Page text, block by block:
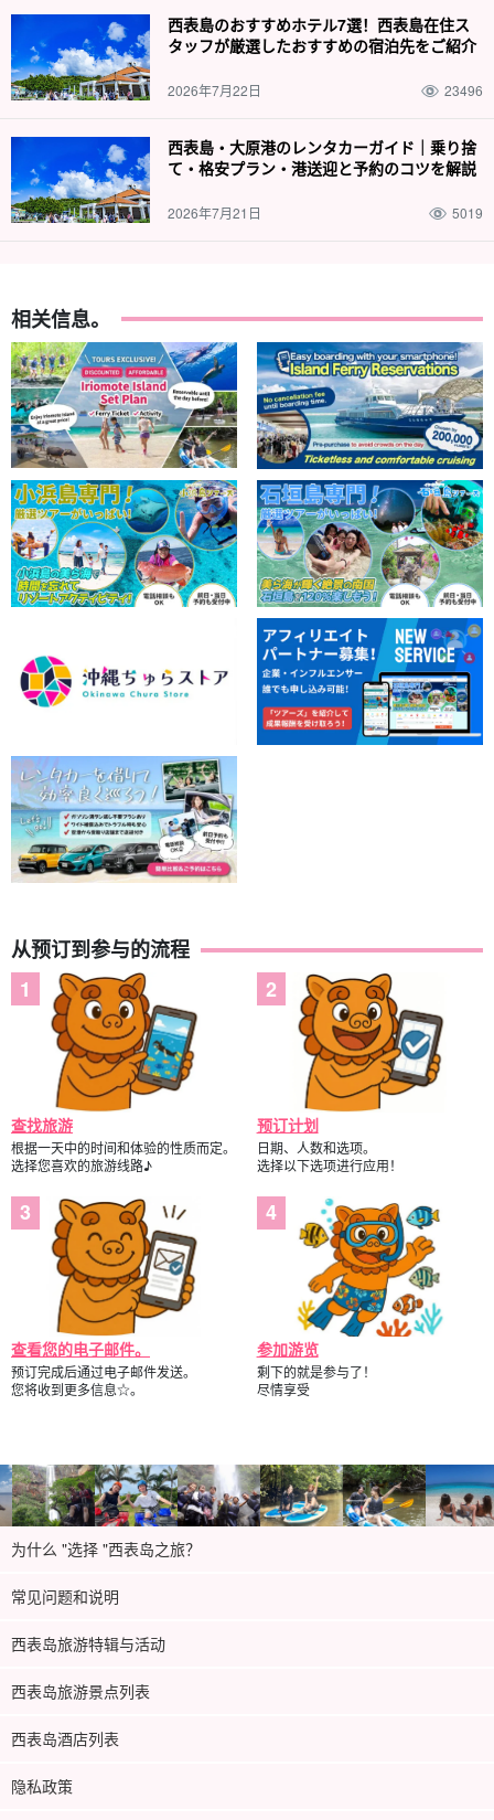
您还可以参加从石垣岛☆出发的一日游。
请在预订表的备注栏中注明您的偏好，包括您希望体验的活动。
*游览前一天确认预订时，我们会通知您从石垣岛出发的渡轮。
建议。
免费照片数据
包括免费租用的旅游装备
旅行团参与者福利页面介绍。
参与日期。前一天 18:00 前不收取取消费用
西表島のおすすめホテル7選！西表島在住ス
タッフが厳選したおすすめの宿泊先をご紹介
2026年7月22日 23496
西表島・大原港のレンタカーガイド｜乗り捨
て・格安プラン・港送迎と予約のコツを解説
2026年7月21日 5019
相关信息。
从预订到参与的流程
查找旅游
根据一天中的时间和体验的性质而定。
选择您喜欢的旅游线路♪
预订计划
日期、人数和选项。
选择以下选项进行应用！
查看您的电子邮件。
预订完成后通过电子邮件发送。
您将收到更多信息☆。
参加游览
剩下的就是参与了！
尽情享受
为什么 "选择 "西表岛之旅？
常见问题和说明
西表岛旅游特辑与活动
西表岛旅游景点列表
西表岛酒店列表
隐私政策